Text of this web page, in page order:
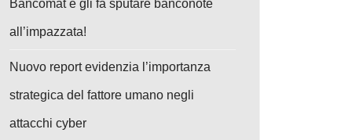
Google Pixel: Rivoluzione nella Sicurezza Contro Attacchi Baseband
Bancomat e gli fa sputare banconote
all’impazzata!
Nuovo report evidenzia l’importanza
strategica del fattore umano negli
attacchi cyber